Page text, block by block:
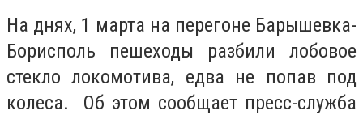
На днях, 1 марта на перегоне Барышевка-
Борисполь пешеходы разбили лобовое
стекло локомотива, едва не попав под
колеса. Об этом сообщает пресс-служба